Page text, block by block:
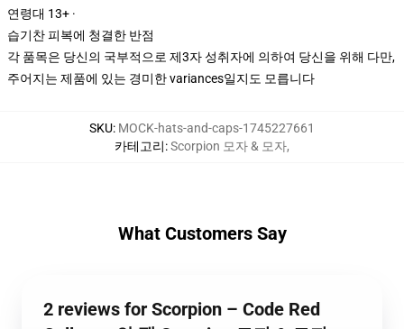
연령대 13+ ·
습기찬 피복에 청결한 반점
각 품목은 당신의 국부적으로 제3자 성취자에 의하여 당신을 위해 다만,
주어지는 제품에 있는 경미한 variances일지도 모릅니다
SKU: MOCK-hats-and-caps-1745227661
카테고리:Scorpion 모자 & 모자,
What Customers Say
2 reviews for Scorpion – Code Red